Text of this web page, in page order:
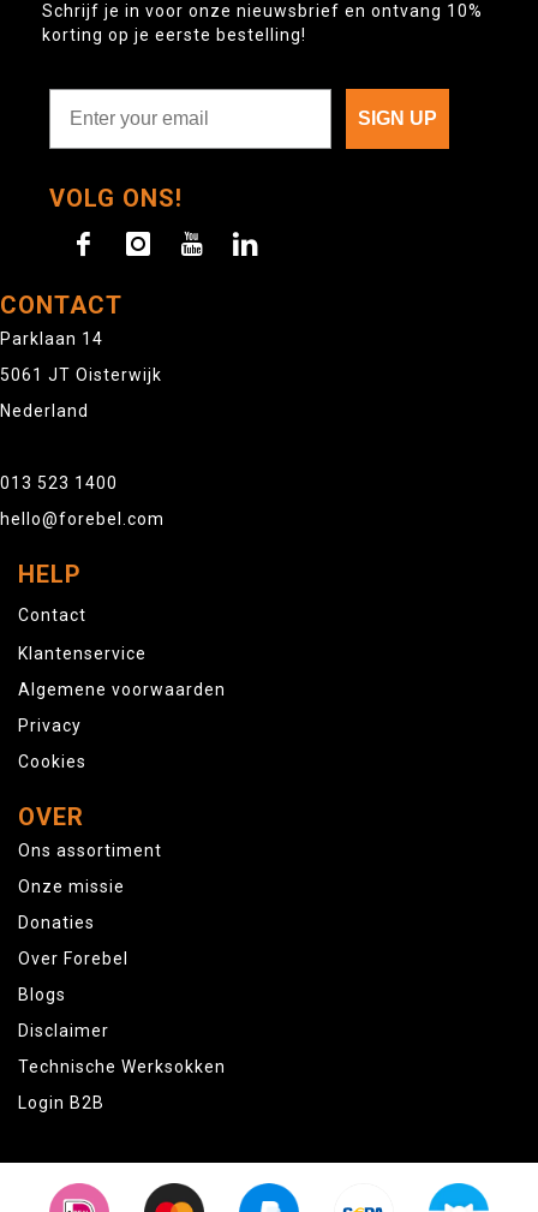
Schrijf je in voor onze nieuwsbrief en ontvang 10%
korting op je eerste bestelling!
SIGN UP
VOLG ONS!
CONTACT
Parklaan 14
5061 JT Oisterwijk
Nederland
013 523 1400
hello@forebel.com
HELP
Contact
Klantenservice
Algemene voorwaarden
Privacy
Cookies
OVER
Ons assortiment
Onze missie
Donaties
Over Forebel
Blogs
Disclaimer
Technische Werksokken
Login B2B